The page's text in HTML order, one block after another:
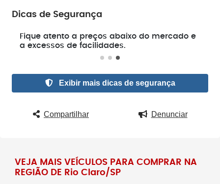
Dicas de Segurança
Fique atento a preços abaixo do mercado e
a excessos de facilidades.
Exibir mais dicas de segurança
Compartilhar Denunciar
VEJA MAIS VEÍCULOS PARA COMPRAR NA
REGIÃO DE Rio Claro/SP